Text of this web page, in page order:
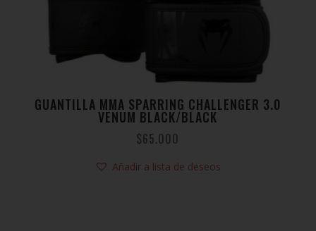
GUANTILLA MMA SPARRING CHALLENGER 3.0
VENUM BLACK/BLACK
$65.000
Añadir a lista de deseos